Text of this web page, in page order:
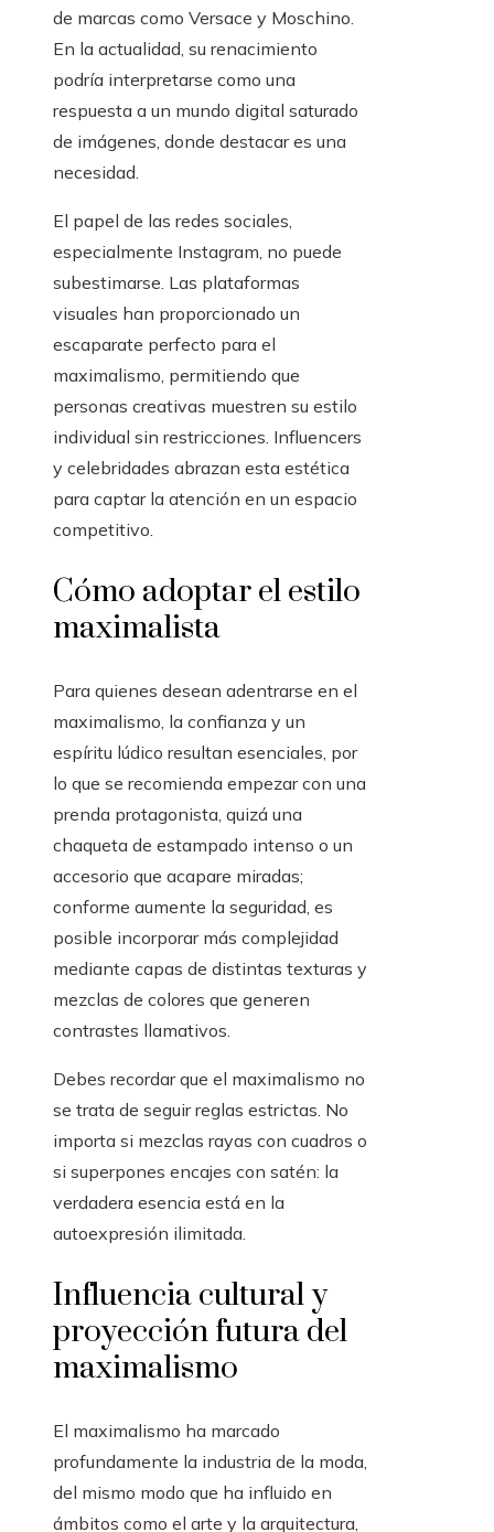
de marcas como Versace y Moschino.
En la actualidad, su renacimiento
podría interpretarse como una
respuesta a un mundo digital saturado
de imágenes, donde destacar es una
necesidad.
El papel de las redes sociales,
especialmente Instagram, no puede
subestimarse. Las plataformas
visuales han proporcionado un
escaparate perfecto para el
maximalismo, permitiendo que
personas creativas muestren su estilo
individual sin restricciones. Influencers
y celebridades abrazan esta estética
para captar la atención en un espacio
competitivo.
Cómo adoptar el estilo
maximalista
Para quienes desean adentrarse en el
maximalismo, la confianza y un
espíritu lúdico resultan esenciales, por
lo que se recomienda empezar con una
prenda protagonista, quizá una
chaqueta de estampado intenso o un
accesorio que acapare miradas;
conforme aumente la seguridad, es
posible incorporar más complejidad
mediante capas de distintas texturas y
mezclas de colores que generen
contrastes llamativos.
Debes recordar que el maximalismo no
se trata de seguir reglas estrictas. No
importa si mezclas rayas con cuadros o
si superpones encajes con satén: la
verdadera esencia está en la
autoexpresión ilimitada.
Influencia cultural y
proyección futura del
maximalismo
El maximalismo ha marcado
profundamente la industria de la moda,
del mismo modo que ha influido en
ámbitos como el arte y la arquitectura,